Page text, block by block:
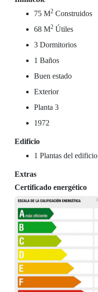
75 M2 Construidos
68 M2 Útiles
3 Dormitorios
1 Baños
Buen estado
Exterior
Planta 3
1972
Edificio
1 Plantas del edificio
Extras
Certificado energético